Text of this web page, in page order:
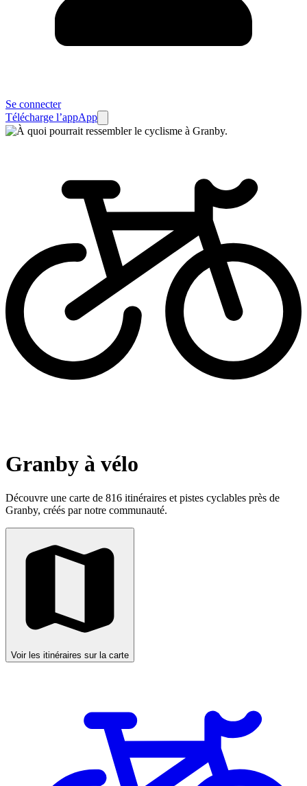
Se connecter
Télécharge l’appApp
Granby à vélo
Découvre une carte de 816 itinéraires et pistes cyclables près de
Granby, créés par notre communauté.
Voir les itinéraires sur la carte